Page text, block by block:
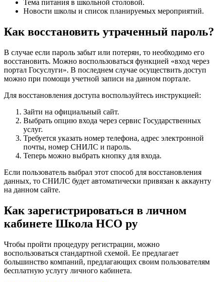
Тема питания в школьной столовой.
Новости школы и список планируемых мероприятий.
Как восстановить утраченный пароль?
В случае если пароль забыт или потерян, то необходимо его
восстановить. Можно воспользоваться функцией «вход через
портал Госуслуги». В последнем случае осуществить доступ
можно при помощи учетной записи на данном портале.
Для восстановления доступа воспользуйтесь инструкцией:
Зайти на официальный сайт.
Выбрать опцию входа через сервис Государственных
услуг.
Требуется указать номер телефона, адрес электронной
почты, номер СНИЛС и пароль.
Теперь можно выбрать кнопку для входа.
Если пользователь выбрал этот способ для восстановления
данных, то СНИЛС будет автоматически привязан к аккаунту
на данном сайте.
Как зарегистрироваться в личном
кабинете Школа НСО ру
Чтобы пройти процедуру регистрации, можно
воспользоваться стандартной схемой. Ее предлагает
большинство компаний, предлагающих своим пользователям
бесплатную услугу личного кабинета.